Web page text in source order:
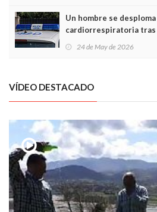
Un hombre se
cardiorrespiratoria tras
Local en Luanco
24 de May de 2026
VÍDEO DESTACADO